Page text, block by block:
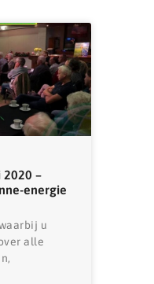
2020 –
energie
u
alle